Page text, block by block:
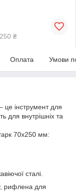
₴
Оплата Умови
інструмент для
для внутрішніх та
70х250 мм:
сталі.
рифлена для